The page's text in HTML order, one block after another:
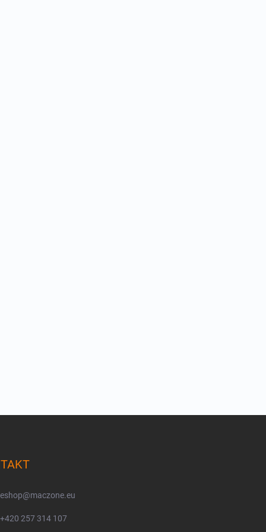
eshop@maczone.eu
+420 257 314 107